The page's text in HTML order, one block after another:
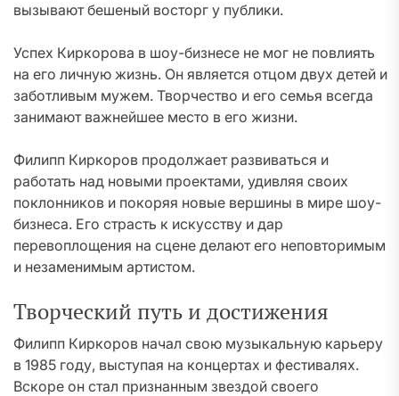
вызывают бешеный восторг у публики.
Успех Киркорова в шоу-бизнесе не мог не повлиять
на его личную жизнь. Он является отцом двух детей и
заботливым мужем. Творчество и его семья всегда
занимают важнейшее место в его жизни.
Филипп Киркоров продолжает развиваться и
работать над новыми проектами, удивляя своих
поклонников и покоряя новые вершины в мире шоу-
бизнеса. Его страсть к искусству и дар
перевоплощения на сцене делают его неповторимым
и незаменимым артистом.
Творческий путь и достижения
Филипп Киркоров начал свою музыкальную карьеру
в 1985 году, выступая на концертах и фестивалях.
Вскоре он стал признанным звездой своего